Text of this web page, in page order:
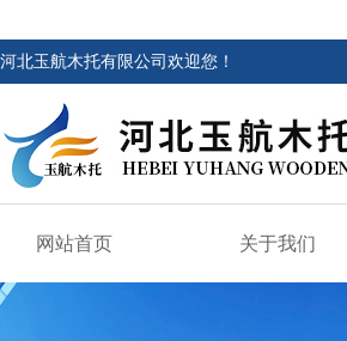
河北玉航木托有限公司欢迎您！
网站首页 关于我们